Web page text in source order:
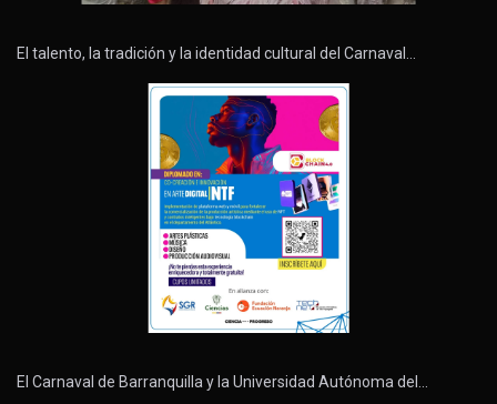
El talento, la tradición y la identidad cultural del Carnaval…
El Carnaval de Barranquilla y la Universidad Autónoma del…